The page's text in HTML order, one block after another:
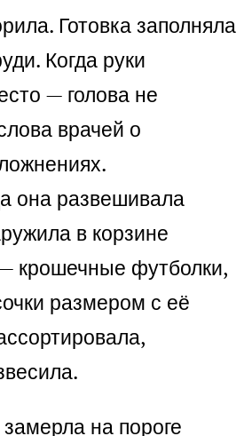
Готовка заполняла
Когда руки
— голова не
врачей о
она развешивала
в корзине
крошечные футболки,
размером с её
на пороге